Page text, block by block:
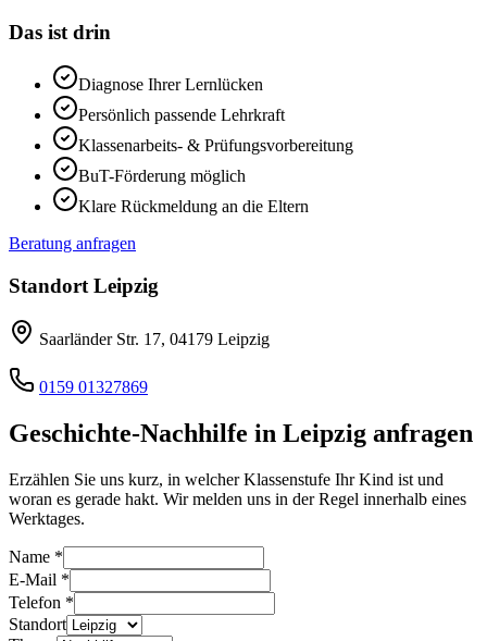
Das ist drin
Diagnose Ihrer Lernlücken
Persönlich passende Lehrkraft
Klassenarbeits- & Prüfungsvorbereitung
BuT-Förderung möglich
Klare Rückmeldung an die Eltern
Beratung anfragen
Standort Leipzig
Saarländer Str. 17, 04179 Leipzig
0159 01327869
Geschichte-Nachhilfe in Leipzig anfragen
Erzählen Sie uns kurz, in welcher Klassenstufe Ihr Kind ist und
woran es gerade hakt. Wir melden uns in der Regel innerhalb eines
Werktages.
Name *
E-Mail *
Telefon *
Standort